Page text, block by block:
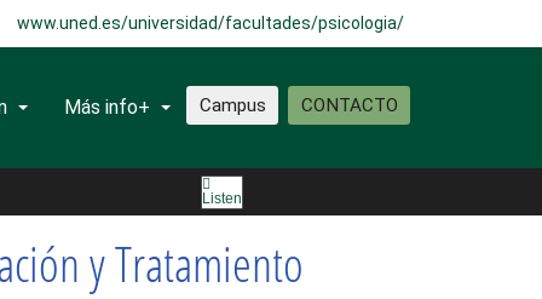
www.uned.es/universidad/facultades/psicologia/
Campus CONTACTO
Más info+
psicológicos
Listen
y Tratamiento